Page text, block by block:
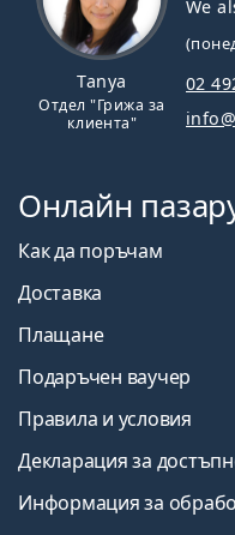
Tanya
Отдел "Грижа за
клиента"
We
02
Онлайн
Как да поръчам
Доставка
Плащане
Подаръчен ваучер
Правила и условия
Декларация за
Информация за